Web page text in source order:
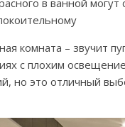
в ванной
комната – звучит
с плохим
но это отличный